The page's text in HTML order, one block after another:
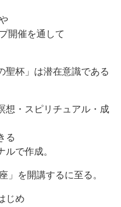
開催を通して
聖杯」は潜在意識である
想・スピリチュアル・成
る
で作成。
」を開講するに至る。
じめ